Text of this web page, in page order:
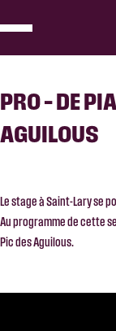
PRO – DE
AGUILOUS
Le stage à Saint-Lary se
Au programme de cette
Pic des Aguilous.